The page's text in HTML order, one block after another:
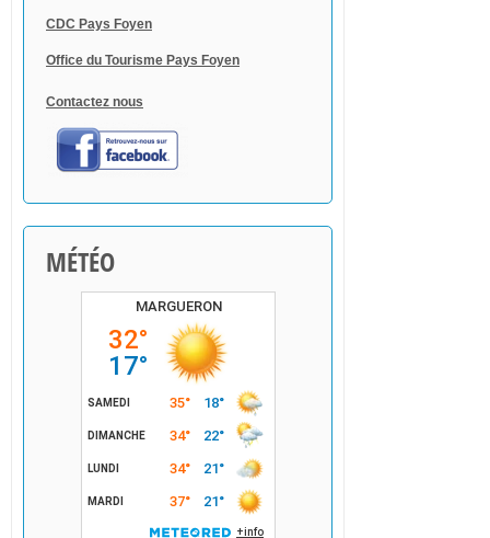
CDC Pays Foyen
Office du Tourisme Pays Foyen
Contactez nous
MÉTÉO